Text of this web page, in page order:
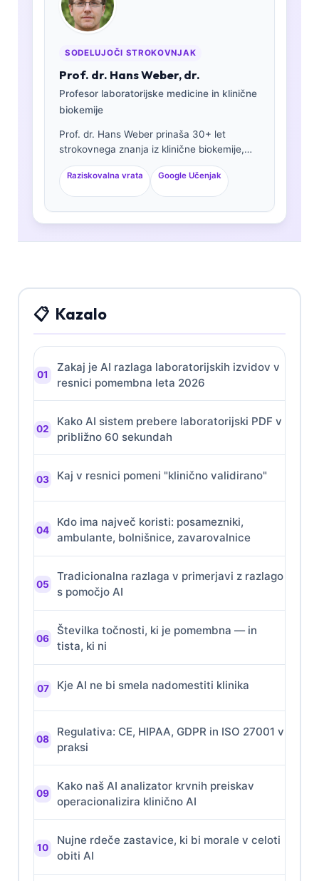
SODELUJOČI STROKOVNJAK
Prof. dr. Hans Weber, dr.
Profesor laboratorijske medicine in klinične
biokemije
Prof. dr. Hans Weber prinaša 30+ let
strokovnega znanja iz klinične biokemije,
laboratorijske medicine in raziskav
biomarkerjev. Nekdanji predsednik
Nemškega društva za klinično kemijo se
panelov, standardizacijo biomarkerjev in
Raziskovalna vrata Google Učenjak
Kazalo
Zakaj je AI razlaga laboratorijskih izvidov v
resnici pomembna leta 2026
Kako AI sistem prebere laboratorijski PDF v
približno 60 sekundah
Kaj v resnici pomeni "klinično validirano"
Kdo ima največ koristi: posamezniki,
ambulante, bolnišnice, zavarovalnice
Tradicionalna razlaga v primerjavi z razlago
s pomočjo AI
Številka točnosti, ki je pomembna — in
tista, ki ni
Kje AI ne bi smela nadomestiti klinika
Regulativa: CE, HIPAA, GDPR in ISO 27001 v
praksi
Kako naš AI analizator krvnih preiskav
operacionalizira klinično AI
Nujne rdeče zastavice, ki bi morale v celoti
obiti AI